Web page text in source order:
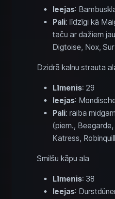
Ieejas:
Pali: līdzīgi kā
taču ar dažiem
Digtoise, Nox,
Dzidrā kalnu strauta
Līmenis: 29
Ieejas:
Pali: raiba
(piem.,
Katress,
Smilšu kāpu ala
Līmenis: 38
Ieejas: